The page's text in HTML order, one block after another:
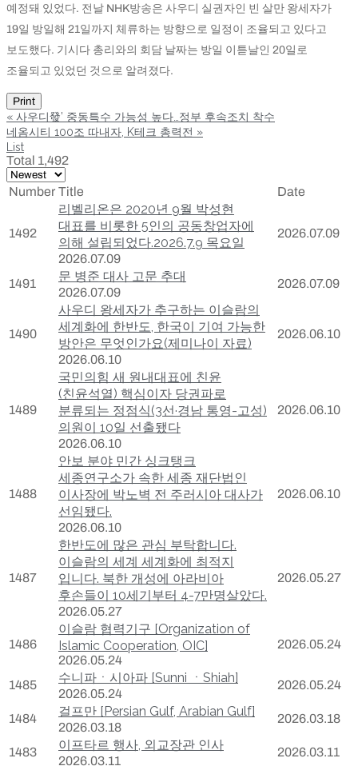
예정돼 있었다. 전날 NHK방송은 사우디 실권자인 빈 살만 왕세자가
19일 방일해 21일까지 체류하는 방향으로 일정이 조율되고 있다고
보도했다. 기시다 총리와의 회담 날짜는 방일 이튿날인 20일로
조율되고 있었던 것으로 알려졌다.
Print
« 사우디發’ 중동특수 가능성 높다…정부 후속조치 착수
네옴시티 100조 따내자, K테크 총력전 »
List
Total 1,492
Number Title Date
1492
리벨리온은 2020년 9월 박성현
대표를 비롯한 5인의 공동창업자에
의해 설립되었다.2026.7.9 목요일
2026.07.09
2026.07.09
1491 문 병준 대사 고문 추대
2026.07.09
2026.07.09
1490
사우디 왕세자가 추구하는 이슬람의
세계화에 한반도, 한국이 기여 가능한
방안은 무엇인가요(제미나이 자료)
2026.06.10
2026.06.10
1489
국민의힘 새 원내대표에 친윤
(친윤석열) 핵심이자 당권파로
분류되는 정점식(3선·경남 통영-고성)
의원이 10일 선출됐다
2026.06.10
2026.06.10
1488
안보 분야 민간 싱크탱크
세종연구소가 속한 세종 재단법인
이사장에 박노벽 전 주러시아 대사가
선임됐다.
2026.06.10
2026.06.10
1487
한반도에 많은 관심 부탁합니다.
이슬람의 세계 세계화에 최적지
입니다. 북한 개성에 아라비아
후손들이 10세기부터 4-7만명살았다.
2026.05.27
2026.05.27
1486
이슬람 협력기구 [Organization of
Islamic Cooperation, OIC]
2026.05.24
2026.05.24
1485 수니파ㆍ시아파 [Sunni ㆍShiah]
2026.05.24
2026.05.24
1484 걸프만 [Persian Gulf, Arabian Gulf]
2026.03.18
2026.03.18
1483 이프타르 행사, 외교장관 인사
2026.03.11
2026.03.11